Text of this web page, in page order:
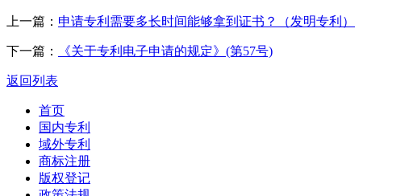
上一篇： 申请专利需要多长时间能够拿到证书？（发明专利）
下一篇： 《关于专利电子申请的规定》(第57号)
返回列表
首页
国内专利
域外专利
商标注册
版权登记